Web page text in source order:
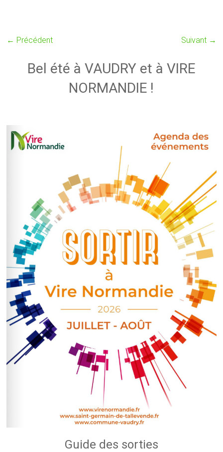
← Précédent Suivant →
Bel été à VAUDRY et à VIRE
NORMANDIE !
Guide des sorties